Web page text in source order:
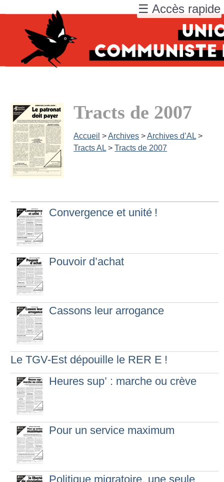
Tracts de 2007
Accueil >Archives >Archives d’AL >
Tracts AL >Tracts de 2007
Convergence et unité !
Pouvoir d’achat
Cassons leur arrogance
Le TGV-Est dépouille le RER E !
Heures sup’ : marche ou crève
Pour un service maximum
Politique migratoire, une seule
☰ Accès rapide